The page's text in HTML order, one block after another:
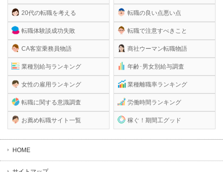
20代の転職を考える
転職体験談成功失敗
CA客室乗務員物語
業種別給与ランキング
女性の雇用ランキング
転職に関する意識調査
お薦め転職サイト一覧
転職の良い点悪い点
転職で注意すべきこと
商社ウーマン転職物語
年齢･男女別給与調査
業種離職率ランキング
労働時間ランキング
稼ぐ！期間工グッド
HOME